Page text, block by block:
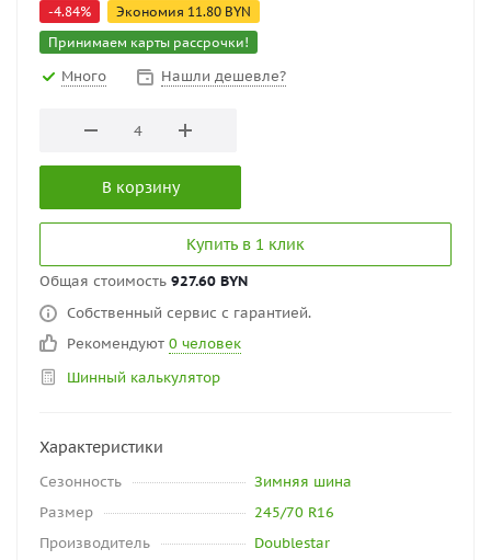
-4.84% Экономия 11.80 BYN
Принимаем карты рассрочки!
Много Нашли дешевле?
В корзину
Купить в 1 клик
Общая стоимость 927.60 BYN
Собственный сервис с гарантией.
Рекомендуют 0 человек
Шинный калькулятор
Характеристики
Сезонность
Зимняя шина
Размер
245/70 R16
Производитель
Doublestar